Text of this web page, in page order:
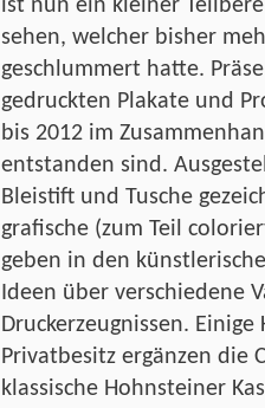
ist nun ein kleiner
sehen, welcher bisher
geschlummert hatte.
gedruckten Plakate und
bis 2012 im
entstanden sind.
Bleistift und Tusche
grafische (zum Teil
geben in den
Ideen über verschiedene
Druckerzeugnissen.
Privatbesitz ergänzen die
klassische Hohnsteiner